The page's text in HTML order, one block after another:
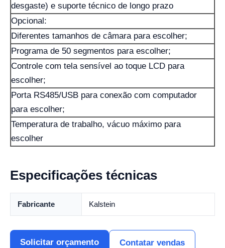
desgaste) e suporte técnico de longo prazo
Opcional:
Diferentes tamanhos de câmara para escolher;
Programa de 50 segmentos para escolher;
Controle com tela sensível ao toque LCD para
escolher;
Porta RS485/USB para conexão com computador
para escolher;
Temperatura de trabalho, vácuo máximo para
escolher
Especificações técnicas
Fabricante Kalstein
Solicitar orçamento Contatar vendas